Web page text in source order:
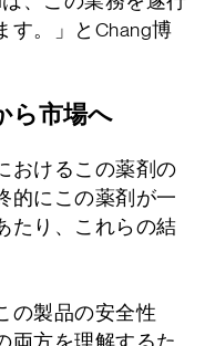
す。」とChang博
ら市場へ
おけるこの薬剤の
的にこの薬剤が一
たり、これらの結
の製品の安全性
両方を理解するた